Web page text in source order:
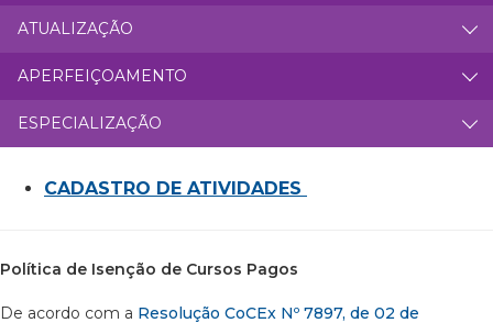
ATUALIZAÇÃO
APERFEIÇOAMENTO
ESPECIALIZAÇÃO
CADASTRO DE ATIVIDADES
Política de Isenção de Cursos Pagos
De acordo com a Resolução CoCEx Nº 7897, de 02 de